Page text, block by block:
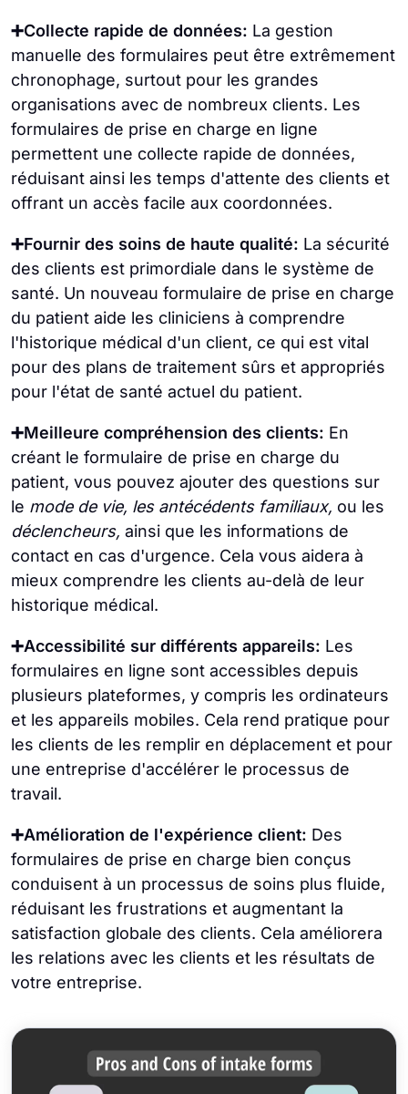
➕Collecte rapide de données: La gestion
manuelle des formulaires peut être extrêmement
chronophage, surtout pour les grandes
organisations avec de nombreux clients. Les
formulaires de prise en charge en ligne
permettent une collecte rapide de données,
réduisant ainsi les temps d'attente des clients et
offrant un accès facile aux coordonnées.
➕Fournir des soins de haute qualité: La sécurité
des clients est primordiale dans le système de
santé. Un nouveau formulaire de prise en charge
du patient aide les cliniciens à comprendre
l'historique médical d'un client, ce qui est vital
pour des plans de traitement sûrs et appropriés
pour l'état de santé actuel du patient.
➕Meilleure compréhension des clients: En
créant le formulaire de prise en charge du
patient, vous pouvez ajouter des questions sur
le mode de vie, les antécédents familiaux, ou les
déclencheurs, ainsi que les informations de
contact en cas d'urgence. Cela vous aidera à
mieux comprendre les clients au-delà de leur
historique médical.
➕Accessibilité sur différents appareils: Les
formulaires en ligne sont accessibles depuis
plusieurs plateformes, y compris les ordinateurs
et les appareils mobiles. Cela rend pratique pour
les clients de les remplir en déplacement et pour
une entreprise d'accélérer le processus de
travail.
➕Amélioration de l'expérience client: Des
formulaires de prise en charge bien conçus
conduisent à un processus de soins plus fluide,
réduisant les frustrations et augmentant la
satisfaction globale des clients. Cela améliorera
les relations avec les clients et les résultats de
votre entreprise.